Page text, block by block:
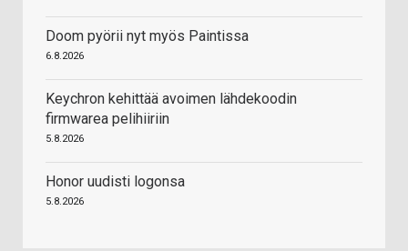
Doom pyörii nyt myös Paintissa
6.8.2026
Keychron kehittää avoimen lähdekoodin
firmwarea pelihiiriin
5.8.2026
Honor uudisti logonsa
5.8.2026